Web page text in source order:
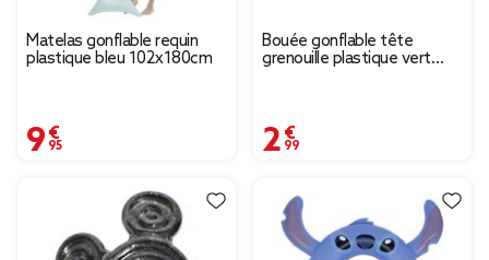
Matelas gonflable requin
plastique bleu 102x180cm
9,95 €
Bouée gonflable tête
grenouille plastique vert
2,99 €